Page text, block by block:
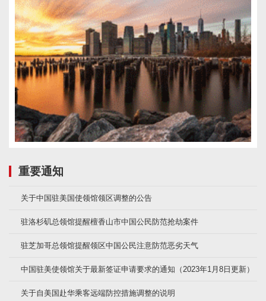
重要通知
关于中国驻美国使领馆领区调整的公告
驻洛杉矶总领馆提醒檀香山市中国公民防范抢劫案件
驻芝加哥总领馆提醒领区中国公民注意防范恶劣天气
中国驻美使领馆关于最新签证申请要求的通知（2023年1月8日更新）
关于自美国赴华乘客远端防控措施调整的说明